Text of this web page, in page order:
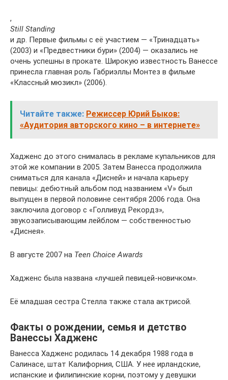
,
Still Standing
и др. Первые фильмы с её участием — «Тринадцать»
(2003) и «Предвестники бури» (2004) — оказались не
очень успешны в прокате. Широкую известность Ванессе
принесла главная роль Габриэллы Монтез в фильме
«Классный мюзикл» (2006).
Читайте также: Режиссер Юрий Быков:
«Аудитория авторского кино – в интернете»
Хадженс до этого снималась в рекламе купальников для
этой же компании в 2005. Затем Ванесса продолжила
сниматься для канала «Дисней» и начала карьеру
певицы: дебютный альбом под названием «V» был
выпущен в первой половине сентября 2006 года. Она
заключила договор с «Голливуд Рекордз»,
звукозаписывающим лейблом — собственностью
«Диснея».
В августе 2007 на Teen Choice Awards
Хадженс была названа «лучшей певицей-новичком».
Её младшая сестра Стелла также стала актрисой.
Факты о рождении, семья и детство
Ванессы Хадженс
Ванесса Хадженс родилась 14 декабря 1988 года в
Салинасе, штат Калифорния, США. У нее ирландские,
испанские и филипинские корни, поэтому у девушки